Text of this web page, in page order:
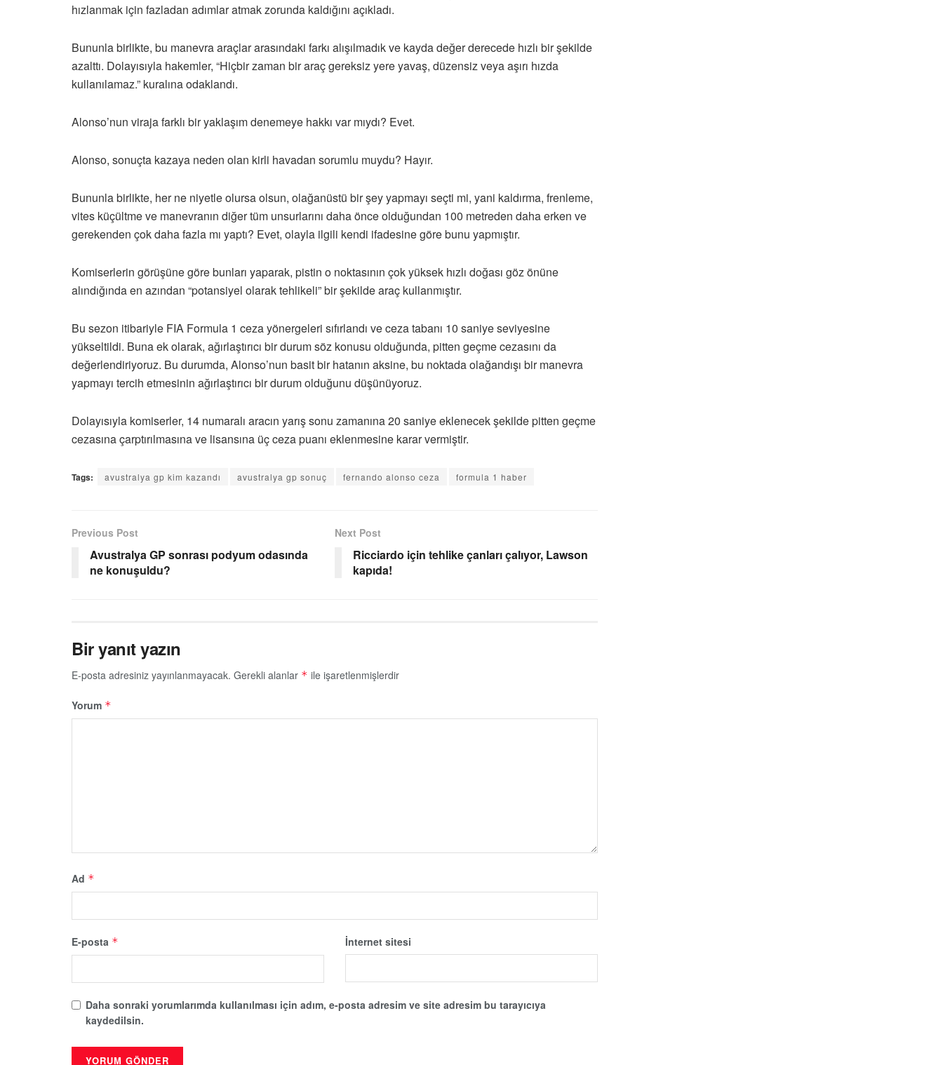
hızlanmak için fazladan adımlar atmak zorunda kaldığını açıkladı.
Bununla birlikte, bu manevra araçlar arasındaki farkı alışılmadık ve kayda değer derecede hızlı bir şekilde
azalttı. Dolayısıyla hakemler, “Hiçbir zaman bir araç gereksiz yere yavaş, düzensiz veya aşırı hızda
kullanılamaz.” kuralına odaklandı.
Alonso’nun viraja farklı bir yaklaşım denemeye hakkı var mıydı? Evet.
Alonso, sonuçta kazaya neden olan kirli havadan sorumlu muydu? Hayır.
Bununla birlikte, her ne niyetle olursa olsun, olağanüstü bir şey yapmayı seçti mi, yani kaldırma, frenleme,
vites küçültme ve manevranın diğer tüm unsurlarını daha önce olduğundan 100 metreden daha erken ve
gerekenden çok daha fazla mı yaptı? Evet, olayla ilgili kendi ifadesine göre bunu yapmıştır.
Komiserlerin görüşüne göre bunları yaparak, pistin o noktasının çok yüksek hızlı doğası göz önüne
alındığında en azından “potansiyel olarak tehlikeli” bir şekilde araç kullanmıştır.
Bu sezon itibariyle FIA Formula 1 ceza yönergeleri sıfırlandı ve ceza tabanı 10 saniye seviyesine
yükseltildi. Buna ek olarak, ağırlaştırıcı bir durum söz konusu olduğunda, pitten geçme cezasını da
değerlendiriyoruz. Bu durumda, Alonso’nun basit bir hatanın aksine, bu noktada olağandışı bir manevra
yapmayı tercih etmesinin ağırlaştırıcı bir durum olduğunu düşünüyoruz.
Dolayısıyla komiserler, 14 numaralı aracın yarış sonu zamanına 20 saniye eklenecek şekilde pitten geçme
cezasına çarptırılmasına ve lisansına üç ceza puanı eklenmesine karar vermiştir.
Tags: avustralya gp kim kazandı avustralya gp sonuç fernando alonso ceza formula 1 haber
Previous Post
Avustralya GP sonrası podyum odasında
ne konuşuldu?
Next Post
Ricciardo için tehlike çanları çalıyor, Lawson
kapıda!
Bir yanıt yazın
E-posta adresiniz yayınlanmayacak. Gerekli alanlar * ile işaretlenmişlerdir
Yorum *
Ad *
E-posta * İnternet sitesi
Daha sonraki yorumlarımda kullanılması için adım, e-posta adresim ve site adresim bu tarayıcıya
kaydedilsin.